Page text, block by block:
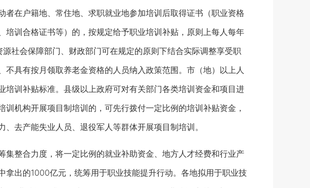
在户籍地、常住地、求职就业地参加培训后取得证书（职业资格
训合格证书等）的，按规定给予职业培训补贴，原则上每人每年
社会保障部门、财政部门可在规定的原则下结合实际调整享受职
具有按月领取养老金资格的人员纳入政策范围。市（地）以上人
训补贴标准。县级以上政府可对有关部门各类培训资金和项目进
机构开展项目制培训的，可先行拨付一定比例的培训补贴资金，
去产能失业人员、退役军人等群体开展项目制培训。
整合力度，将一定比例的就业补助资金、地方人才经费和行业产
出的1000亿元，统筹用于职业技能提升行动。各地拟用于职业技